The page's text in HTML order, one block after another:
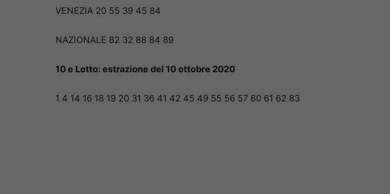
VENEZIA 20 55 39 45 84
NAZIONALE 82 32 88 84 89
10 e Lotto: estrazione del 10 ottobre 2020
1 4 14 16 18 19 20 31 36 41 42 45 49 55 56 57 60 61 62 83